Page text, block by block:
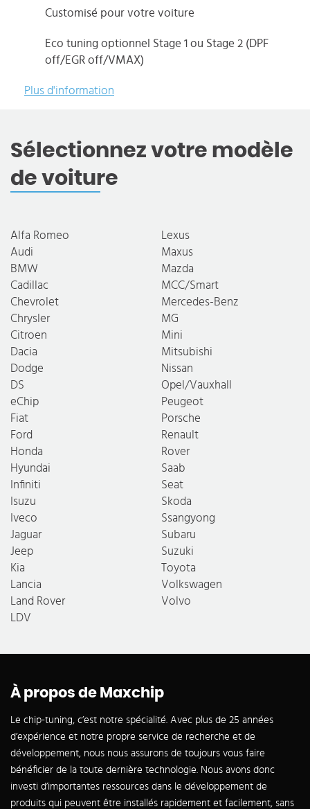
Customisé pour votre voiture
Eco tuning optionnel Stage 1 ou Stage 2 (DPF
off/EGR off/VMAX)
Plus d'information
Sélectionnez votre modèle
de voiture
Alfa Romeo
Audi
BMW
Cadillac
Chevrolet
Chrysler
Citroen
Dacia
Dodge
DS
eChip
Fiat
Ford
Honda
Hyundai
Infiniti
Isuzu
Iveco
Jaguar
Jeep
Kia
Lancia
Land Rover
LDV
Lexus
Maxus
Mazda
MCC/Smart
Mercedes-Benz
MG
Mini
Mitsubishi
Nissan
Opel/Vauxhall
Peugeot
Porsche
Renault
Rover
Saab
Seat
Skoda
Ssangyong
Subaru
Suzuki
Toyota
Volkswagen
Volvo
À propos de Maxchip
Le chip-tuning, c’est notre spécialité. Avec plus de 25 années
d’expérience et notre propre service de recherche et de
développement, nous nous assurons de toujours vous faire
bénéficier de la toute dernière technologie. Nous avons donc
investi d’importantes ressources dans le développement de
produits qui peuvent être installés rapidement et facilement, sans